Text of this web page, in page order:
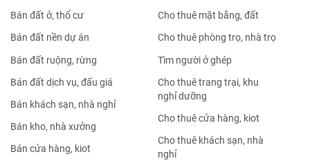
Bán đất ở, thổ cư
Bán đất nền dự án
Bán đất ruộng, rừng
Bán đất dịch vụ, đấu giá
Bán khách sạn, nhà nghỉ
Bán kho, nhà xưởng
Bán cửa hàng, kiot
Cho thuê mặt bằng, đất
Cho thuê phòng trọ, nhà trọ
Tìm người ở ghép
Cho thuê trang trại, khu
nghỉ dưỡng
Cho thuê cửa hàng, kiot
Cho thuê khách sạn, nhà
nghỉ